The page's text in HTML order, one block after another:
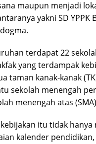
maupun menjadi
yakni SD YPPK
terdapat 22
yang terdampak
taman kanak-kanak
sekolah menengah
menengah atas
itu tidak
kalender